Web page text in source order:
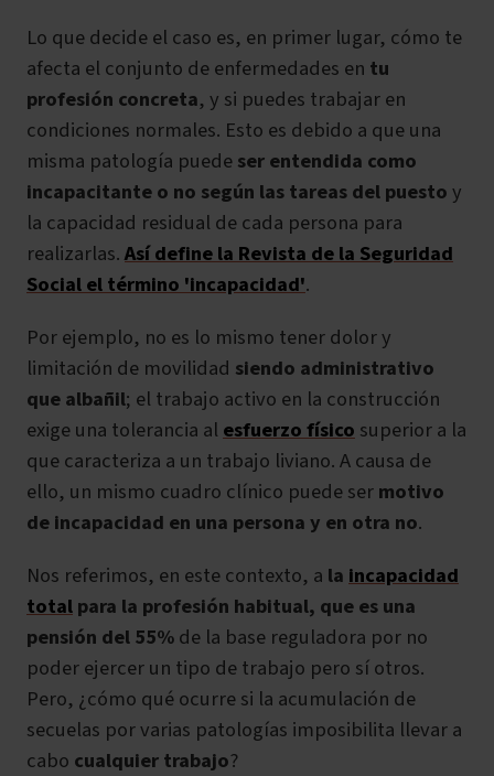
Lo que decide el caso es, en primer lugar, cómo te
afecta el conjunto de enfermedades en tu
profesión concreta,y si puedes trabajar en
condiciones normales. Esto es debido a que una
misma patología puedeser entendida como
incapacitante o no según las tareas del puestoy
la capacidad residual de cada persona para
realizarlas.Así define la Revista de la Seguridad
Social el término 'incapacidad'.
Por ejemplo, no es lo mismo tener dolor y
limitación de movilidad siendo administrativo
que albañil; el trabajo activo en la construcción
exige una tolerancia al esfuerzo físico superior a la
que caracteriza a un trabajo liviano. A causa de
ello, un mismo cuadro clínico puede sermotivo
de incapacidad en una persona y en otra no.
Nos referimos, en este contexto, a la incapacidad
totalpara la profesión habitual, que esuna
pensión del 55%de la base reguladora por no
poder ejercer un tipo de trabajo pero sí otros.
Pero, ¿cómo qué ocurre si la acumulación de
secuelas por varias patologías imposibilita llevar a
cabo cualquier trabajo?